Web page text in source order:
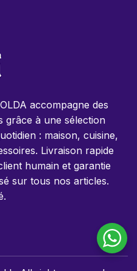
accompagne des
grâce à une sélection
: maison, cuisine,
Livraison rapide
humain et garantie
sur tous nos articles.